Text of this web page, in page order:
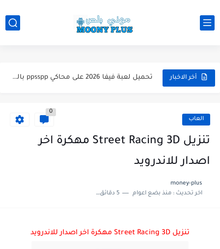
أخر الاخبار تحميل لعبة فيفا 2026 على محاكي ppsspp بالتعليق العربي للاندرويد...
تحميل لعبة بيس 12 مود بيس 2025 للاندرويد آخر الانتقالات... العاب
0
تنزيل Street Racing 3D مهكرة اخر
اصدار للاندرويد
money-plus
اخر تحديث :منذ بضع اعوام 5 دقائق للقراءة
تنزيل Street Racing 3D مهكرة اخر اصدار للاندرويد